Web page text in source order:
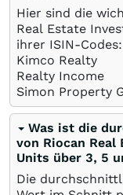
Hier sind die
Real Estate
ihrer ISIN-Codes:
Kimco Realty
Realty Income
Simon Property
Was ist die
von Riocan
Units über 3, 5
Die